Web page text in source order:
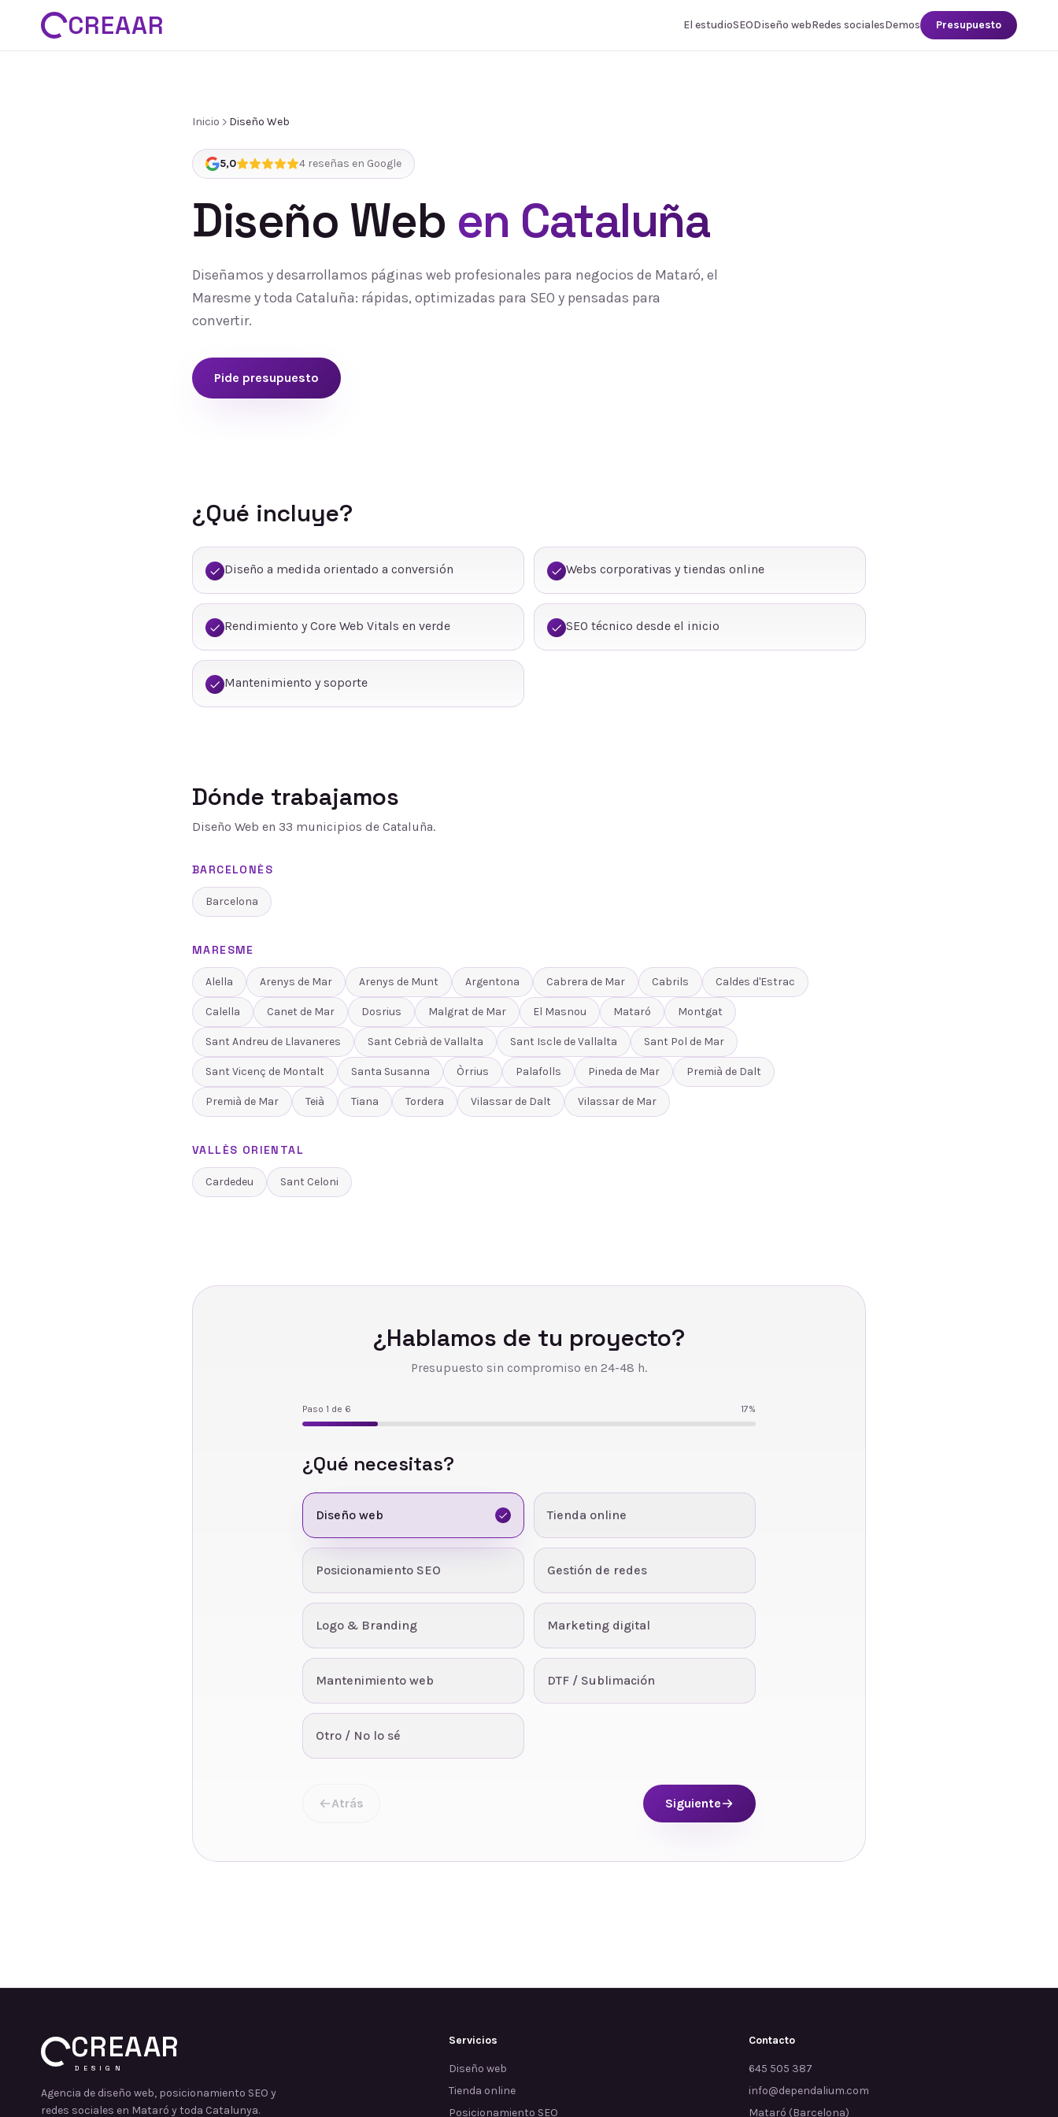
CREAAR El estudioSEODiseño webRedes socialesDemos Presupuesto
Inicio Diseño Web
5,0 4 reseñas en Google
Diseño Web en Cataluña
Diseñamos y desarrollamos páginas web profesionales para negocios de Mataró, el
Maresme y toda Cataluña: rápidas, optimizadas para SEO y pensadas para
convertir.
Pide presupuesto
¿Qué incluye?
Diseño a medida orientado a conversión Webs corporativas y tiendas online
Rendimiento y Core Web Vitals en verde SEO técnico desde el inicio
Mantenimiento y soporte
Dónde trabajamos
Diseño Web en 33 municipios de Cataluña.
BARCELONÈS
Barcelona
MARESME
Alella Arenys de Mar Arenys de Munt Argentona Cabrera de Mar Cabrils Caldes d'Estrac
Calella Canet de Mar Dosrius Malgrat de Mar El Masnou Mataró Montgat
Sant Andreu de Llavaneres Sant Cebrià de Vallalta Sant Iscle de Vallalta Sant Pol de Mar
Sant Vicenç de Montalt Santa Susanna Òrrius Palafolls Pineda de Mar Premià de Dalt
Premià de Mar Teià Tiana Tordera Vilassar de Dalt Vilassar de Mar
VALLÈS ORIENTAL
Cardedeu Sant Celoni
¿Hablamos de tu proyecto?
Presupuesto sin compromiso en 24-48 h.
Paso 1 de 6 17%
¿Qué necesitas?
Diseño web Tienda online
Posicionamiento SEO Gestión de redes
Logo & Branding Marketing digital
Mantenimiento web DTF / Sublimación
Otro / No lo sé
Atrás Siguiente
CREAAR
DESIGN
Agencia de diseño web, posicionamiento SEO y
redes sociales en Mataró y toda Catalunya.
Servicios
Diseño web
Tienda online
Posicionamiento SEO
Contacto
645 505 387
info@dependalium.com
Mataró (Barcelona)